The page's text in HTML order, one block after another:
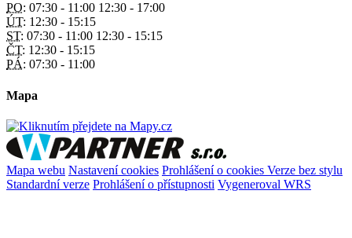
PO: 07:30 - 11:00 12:30 - 17:00
ÚT: 12:30 - 15:15
ST: 07:30 - 11:00 12:30 - 15:15
ČT: 12:30 - 15:15
PÁ: 07:30 - 11:00
Mapa
Mapa webu Nastavení cookies Prohlášení o cookies Verze bez stylu
Standardní verze Prohlášení o přístupnosti Vygeneroval WRS